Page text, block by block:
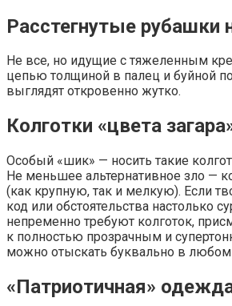
Расстегнутые рубашки
Не все, но идущие с тяжеленным
цепью толщиной в палец и буйной
выглядят откровенно жутко.
Колготки «цвета
Особый «шик» — носить такие
Не меньшее альтернативное зло —
(как крупную, так и мелкую). Если
код или обстоятельства настолько
непременно требуют колготок,
к полностью прозрачным и
можно отыскать буквально в любом
«Патриотичная»